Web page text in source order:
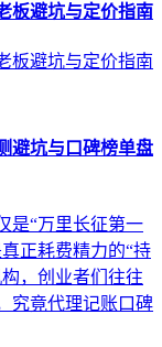
板避坑与定价指南
板避坑与定价指南
避坑与口碑榜单盘
是“万里长征第一
正耗费精力的“持
，创业者们往往
究竟代理记账口碑